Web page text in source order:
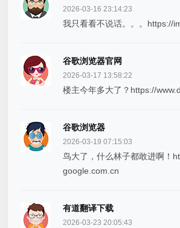
2026-03-16 23:14:23
我只看看不说话。。。https://
谷歌浏览器官网
2026-03-17 13:58:22
楼主今年多大了？https://
谷歌浏览器
2026-03-19 07:15:03
鸟大了，什么林子都敢进啊！
google.com.cn
有道翻译下载
2026-03-23 20:05:43